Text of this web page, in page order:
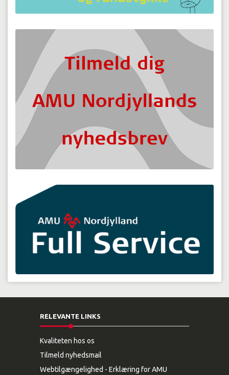
RELEVANTE LINKS
Kvaliteten hos os
Tilmeld nyhedsmail
Webtilgængelighed - Erklæring for AMU